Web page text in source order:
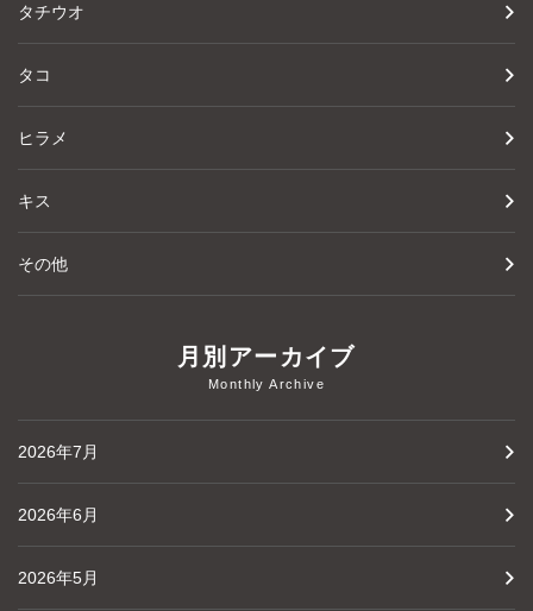
タチウオ
タコ
ヒラメ
キス
その他
月別アーカイブ
Monthly Archive
2026年7月
2026年6月
2026年5月